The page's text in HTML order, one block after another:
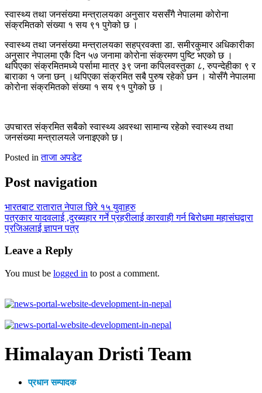
स्वास्थ्य तथा जनसंख्या मन्त्रालयका अनुसार यससँगै नेपालमा कोरोना
संक्रमितको संख्या १ सय ९१ पुगेको छ ।
स्वास्थ्य तथा जनसंख्या मन्त्रालयका सहप्रवक्ता डा. समीरकुमार अधिकारीका
अनुसार नेपालमा एकै दिन ५७ जनामा कोरोना संक्रमण पुष्टि भएको छ ।
थपिएका संक्रमितमध्ये पर्सामा मात्र ३९ जना कपिलवस्तुका ८, रुपन्देहीका ९ र
बाराका १ जना छन् ।थपिएका संक्रमित सबै पुरुष रहेको छन । योसँगै नेपालमा
कोरोना संक्रमितको संख्या १ सय ९१ पुगेको छ ।
उपचारत संक्रमित सबैको स्वास्थ्य अवस्था सामान्य रहेको स्वास्थ्य तथा
जनसंख्या मन्त्रालयले जनाइएको छ।
Posted inताजा अपडेट
Post navigation
भारतबाट रातारात नेपाल छिरे १५ युवाहरु
पत्रकार यादवलाई ,दुरब्यहार गर्ने प्रहरीलाई कारवाही गर्न बिरोधमा महासंघद्वारा
प्रजिअलाई ज्ञापन पत्र
Leave a Reply
You must be logged in to post a comment.
Himalayan Dristi Team
प्रधान सम्पादक